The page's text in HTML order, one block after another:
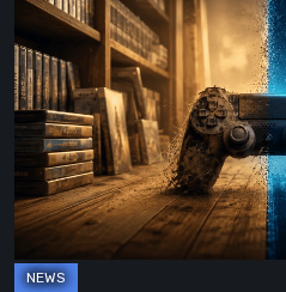
futuro
del
formato
fisico
videogiochi